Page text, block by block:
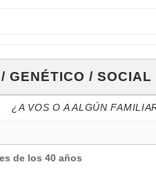
GENÉTICO / SOCIAL
¿A VOS O A ALGÚN
de los 40 años